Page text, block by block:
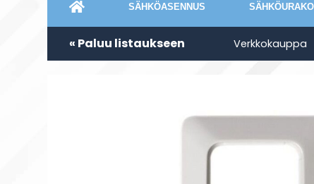
SÄHKÖASENNUS
« Paluu listaukseen Verkkokauppa